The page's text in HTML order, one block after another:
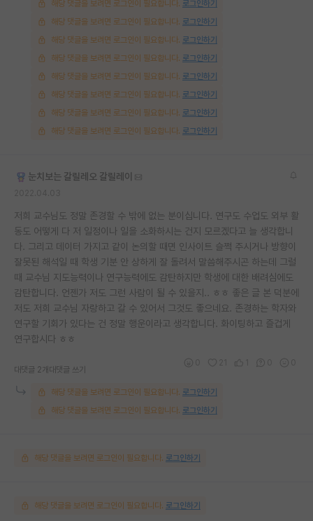
해당 댓글을 보려면 로그인이 필요합니다. 로그인하기
해당 댓글을 보려면 로그인이 필요합니다. 로그인하기
해당 댓글을 보려면 로그인이 필요합니다. 로그인하기
해당 댓글을 보려면 로그인이 필요합니다. 로그인하기
해당 댓글을 보려면 로그인이 필요합니다. 로그인하기
해당 댓글을 보려면 로그인이 필요합니다. 로그인하기
해당 댓글을 보려면 로그인이 필요합니다. 로그인하기
해당 댓글을 보려면 로그인이 필요합니다. 로그인하기
눈치보는 갈릴레오 갈릴레이
저희 교수님도 정말 존경할 수 밖에 없는 분이십니다. 연구도 수업도 외부 활
동도 어떻게 다 저 일정이나 일을 소화하시는 건지 모르겠다고 늘 생각합니
다. 그리고 데이터 가지고 같이 논의할 때면 인사이트 슬쩍 주시거나 방향이
잘못된 해석일 때 학생 기분 안 상하게 잘 돌려서 말씀해주시곤 하는데 그럴
때 교수님 지도능력이나 연구능력에도 감탄하지만 학생에 대한 배려심에도
감탄합니다. 언젠가 저도 그런 사람이 될 수 있을지.. ㅎㅎ 좋은 글 본 덕분에
저도 저희 교수님 자랑하고 갈 수 있어서 그것도 좋으네요. 존경하는 학자와
연구할 기회가 있다는 건 정말 행운이라고 생각합니다. 화이팅하고 즐겁게
연구합시다 ㅎㅎ
대댓글 2개 대댓글 쓰기
해당 댓글을 보려면 로그인이 필요합니다. 로그인하기
해당 댓글을 보려면 로그인이 필요합니다. 로그인하기
해당 댓글을 보려면 로그인이 필요합니다. 로그인하기
해당 댓글을 보려면 로그인이 필요합니다. 로그인하기